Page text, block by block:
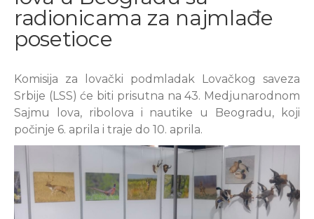
radionicama za najmlađe
posetioce
Komisija za lovački podmladak Lovačkog saveza
Srbije (LSS) će biti prisutna na 43. Medjunarodnom
Sajmu lova, ribolova i nautike u Beogradu, koji
počinje 6. aprila i traje do 10. aprila.